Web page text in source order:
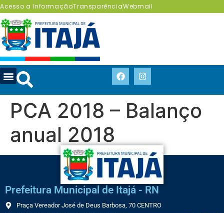
Acesso a InformaçãoTransparênciaWebmail
PCA 2018 – Balanço
anual 2018
Prefeitura Municipal de Itajá - RN
Praça Vereador José de Deus Barbosa, 70 CENTRO